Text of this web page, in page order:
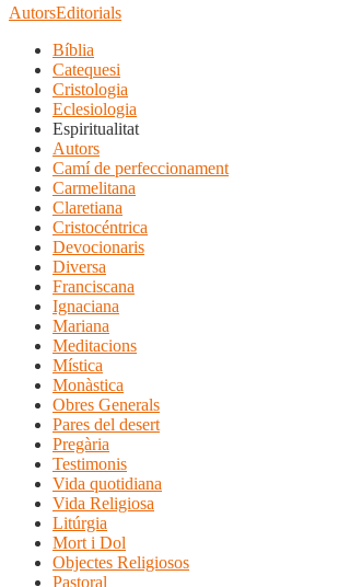
AutorsEditorials
Bíblia
Catequesi
Cristologia
Eclesiologia
Espiritualitat
Autors
Camí de perfeccionament
Carmelitana
Claretiana
Cristocéntrica
Devocionaris
Diversa
Franciscana
Ignaciana
Mariana
Meditacions
Mística
Monàstica
Obres Generals
Pares del desert
Pregària
Testimonis
Vida quotidiana
Vida Religiosa
Litúrgia
Mort i Dol
Objectes Religiosos
Pastoral